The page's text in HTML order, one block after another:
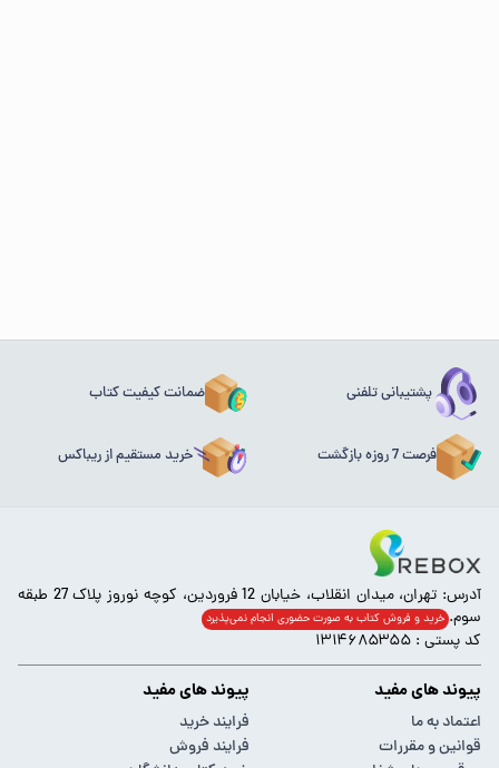
پشتیبانی تلفنی ضمانت کیفیت کتاب
فرصت 7 روزه بازگشت خرید مستقیم از ریباکس
آدرس: تهران، میدان انقلاب، خیابان 12 فروردین، کوچه نوروز پلاک 27 طبقه
سوم. خرید و فروش کتاب به صورت حضوری انجام‌ نمی‌پذیرد
کد پستی : ۱۳۱۴۶۸۵۳۵۵
پیوند های مفید
اعتماد به ما
قوانین و مقررات
پیوند های مفید
فرایند خرید
فرایند فروش